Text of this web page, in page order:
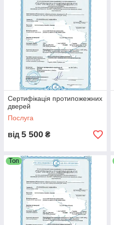
Сертифікація протипожежних
дверей
Послуга
від 5 500 ₴
Топ